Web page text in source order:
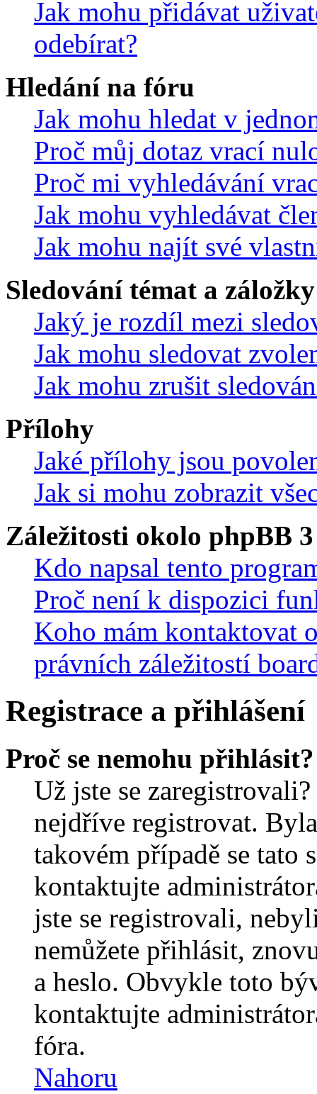
Jak mohu přidávat
odebírat?
Hledání na fóru
Jak mohu hledat v
Proč můj dotaz vrací
Proč mi vyhledávání
Jak mohu vyhledávat
Jak mohu najít své
Sledování témat a záložky
Jaký je rozdíl mezi
Jak mohu sledovat
Jak mohu zrušit
Přílohy
Jaké přílohy jsou
Jak si mohu zobrazit
Záležitosti okolo phpBB 3
Kdo napsal tento
Proč není k dispozici
Koho mám kontaktovat
právních záležitostí
Registrace a přihlášení
Proč se nemohu přihlásit?
Už jste se
nejdříve registrovat.
takovém případě se tato
kontaktujte
jste se registrovali,
nemůžete přihlásit,
a heslo. Obvykle toto
kontaktujte
fóra.
Nahoru